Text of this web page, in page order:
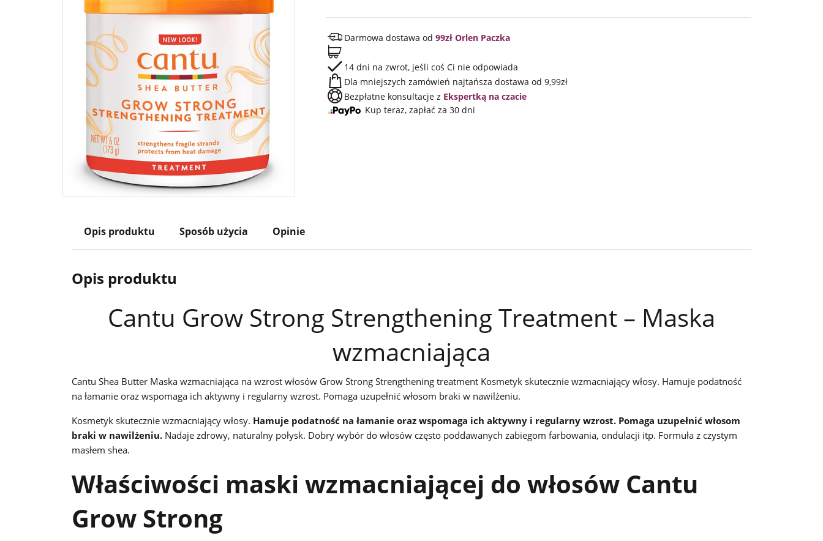
Darmowa dostawa od 99zł Orlen Paczka
14 dni na zwrot, jeśli coś Ci nie odpowiada
Dla mniejszych zamówień najtańsza dostawa od 9,99zł
Bezpłatne konsultacje z Ekspertką na czacie
Kup teraz, zapłać za 30 dni
Opis produktu Sposób użycia Opinie
Opis produktu
Cantu Grow Strong Strengthening Treatment – Maska
wzmacniająca
Cantu Shea Butter Maska wzmacniająca na wzrost włosów Grow Strong Strengthening treatment Kosmetyk skutecznie wzmacniający włosy. Hamuje podatność
na łamanie oraz wspomaga ich aktywny i regularny wzrost. Pomaga uzupełnić włosom braki w nawilżeniu.
Kosmetyk skutecznie wzmacniający włosy. Hamuje podatność na łamanie oraz wspomaga ich aktywny i regularny wzrost. Pomaga uzupełnić włosom
braki w nawilżeniu. Nadaje zdrowy, naturalny połysk. Dobry wybór do włosów często poddawanych zabiegom farbowania, ondulacji itp. Formuła z czystym
masłem shea.
Właściwości maski wzmacniającej do włosów Cantu
Grow Strong